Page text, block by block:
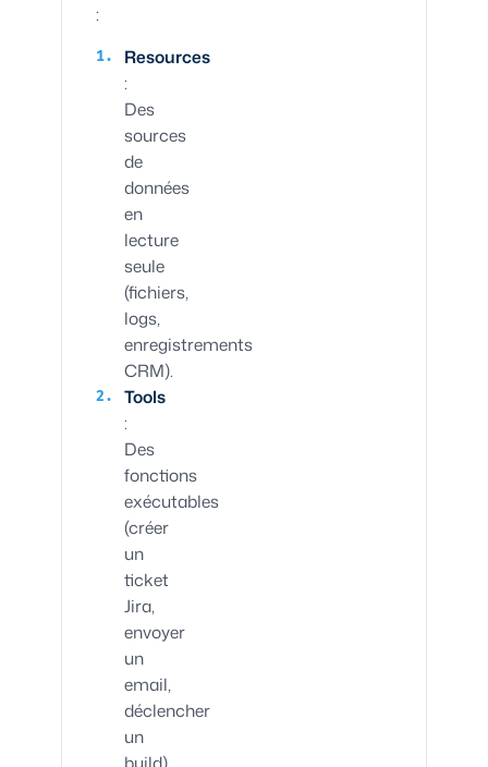
:
Resources
:
Des
sources
de
données
en
lecture
seule
(fichiers,
logs,
enregistrements
CRM).
Tools
:
Des
fonctions
exécutables
(créer
un
ticket
Jira,
envoyer
un
email,
déclencher
un